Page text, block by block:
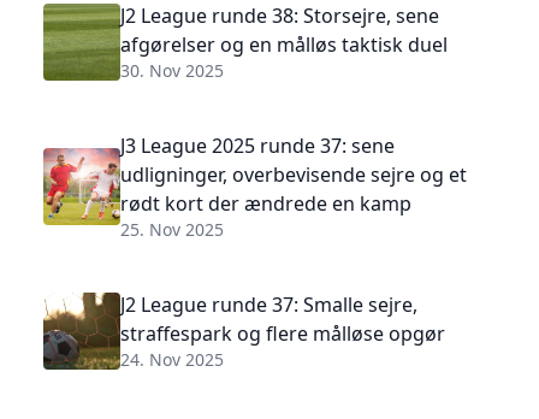
J2 League runde 38: Storsejre, sene
afgørelser og en målløs taktisk duel
30. Nov 2025
J3 League 2025 runde 37: sene
udligninger, overbevisende sejre og et
rødt kort der ændrede en kamp
25. Nov 2025
J2 League runde 37: Smalle sejre,
straffespark og flere målløse opgør
24. Nov 2025